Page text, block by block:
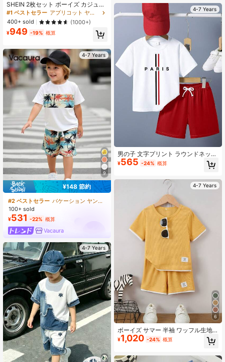
SHEIN 2枚セット ボーイズ カジュア
ル カラーブロック コントラストステ
ッチデザインクルーネック ショート
スリーブ ショーツセット、通勤、学
校、デイリーカジュアルウェア、春
#1 ベストセラー
アプリコット ヤングボーイズセット
400+ sold
(1000+)
¥949 -19% 概算
4-7 Years
9
¥148 節約
#2 ベストセラー
バケーション ヤングボーイズセット
100+ sold
¥531 -22% 概算
Vacaura
4-7 Years
4-7 Years
男の子 文字プリント ラウンドネック
半袖 カジュアルTシャツ&ショーツセ
ット
¥565 -24% 概算
4-7 Years
6
ボーイズ サマー 半袖 ワッフル生地
パッチワーク コントラストカラー カ
ジュアルスポーツアウトフィット
¥1,020 -24% 概算